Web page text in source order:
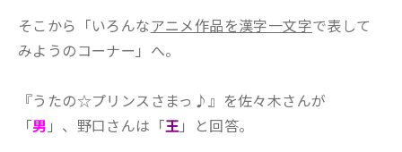
そこから「いろんなアニメ作品を漢字一文字で表して
みようのコーナー」へ。
『うたの☆プリンスさまっ♪』を佐々木さんが
「男 」、野口さんは「王」と回答。